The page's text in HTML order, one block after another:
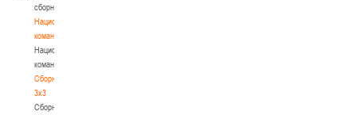
сборные
Национальная
команда
Национальная
команда
Сборные
3х3
Сборные